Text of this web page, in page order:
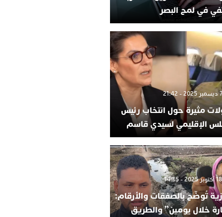
في لمح البصر
مثيرة حول انتخاب رئيس
الإقليمي لسيدي قاسم
تُوضّح بالصفقات والأرقام:
خلال يومين” والطريق